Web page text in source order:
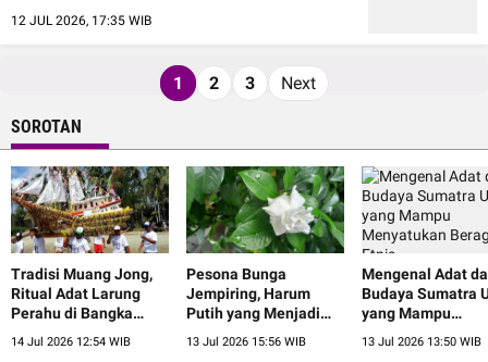
12 JUL 2026, 17:35 WIB
1 2 3 Next
SOROTAN
Tradisi Muang Jong,
Ritual Adat Larung
Perahu di Bangka
Belitung
14 Jul 2026 12:54 WIB
Pesona Bunga
Jempiring, Harum
Putih yang Menjadi
Lambang Keindahan
Bali
13 Jul 2026 15:56 WIB
Mengenal Adat
Budaya Sumatra
yang Mampu
Menyatukan
Etnis
13 Jul 2026 13:50 WIB